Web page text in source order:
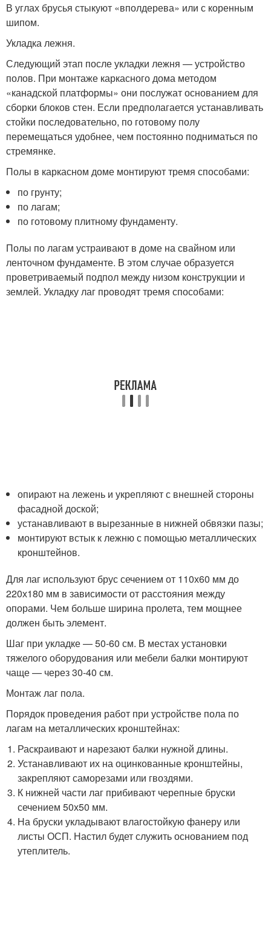
В углах брусья стыкуют «вполдерева» или с коренным
шипом.
Укладка лежня.
Следующий этап после укладки лежня — устройство
полов. При монтаже каркасного дома методом
«канадской платформы» они послужат основанием для
сборки блоков стен. Если предполагается устанавливать
стойки последовательно, по готовому полу
перемещаться удобнее, чем постоянно подниматься по
стремянке.
Полы в каркасном доме монтируют тремя способами:
по грунту;
по лагам;
по готовому плитному фундаменту.
Полы по лагам устраивают в доме на свайном или
ленточном фундаменте. В этом случае образуется
проветриваемый подпол между низом конструкции и
землей. Укладку лаг проводят тремя способами:
опирают на лежень и укрепляют с внешней стороны
фасадной доской;
устанавливают в вырезанные в нижней обвязки пазы;
монтируют встык к лежню с помощью металлических
кронштейнов.
Для лаг используют брус сечением от 110х60 мм до
220х180 мм в зависимости от расстояния между
опорами. Чем больше ширина пролета, тем мощнее
должен быть элемент.
Шаг при укладке — 50-60 см. В местах установки
тяжелого оборудования или мебели балки монтируют
чаще — через 30-40 см.
Монтаж лаг пола.
Порядок проведения работ при устройстве пола по
лагам на металлических кронштейнах:
Раскраивают и нарезают балки нужной длины.
Устанавливают их на оцинкованные кронштейны,
закрепляют саморезами или гвоздями.
К нижней части лаг прибивают черепные бруски
сечением 50х50 мм.
На бруски укладывают влагостойкую фанеру или
листы ОСП. Настил будет служить основанием под
утеплитель.